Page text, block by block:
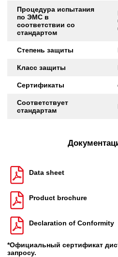
Процедура испытания
по ЭМС в
соответствии со
стандартом
Степень защиты
Класс защиты
Сертификаты
Соответствует
стандартам
Data sheet
Product brochure
Declaration of Conformity
*Официальный сертификат
запросу.